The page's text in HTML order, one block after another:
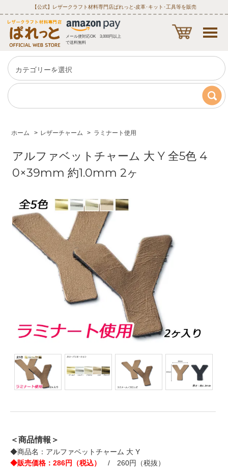
【公式】レザークラフト材料専門店ぱれっと‐皮革･キット･工具等を販売
メール便対応OK 3,000円以上
で送料無料
ホーム > レザーチャーム > ラミナート使用
アルファベットチャーム 大 Y 全5色 4
0×39mm 約1.0mm 2ヶ
＜商品情報＞
◆商品名：アルファベットチャーム 大 Y
◆販売価格：286円（税込）
/ 260円（税抜）